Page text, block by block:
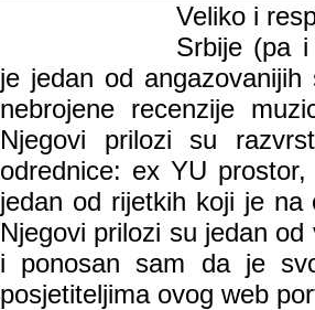
Veliko i
Srbije (pa i
jedan od angazovanijih
nebrojene recenzije
Njegovi prilozi su
odrednice: ex YU
jedan od rijetkih koji je
Njegovi prilozi su jedan
i ponosan sam da je
posjetiteljima ovog web